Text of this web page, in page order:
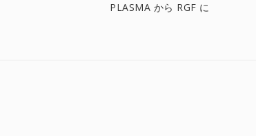
PLASMA から RGF に